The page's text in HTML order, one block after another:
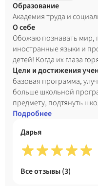
Образование
Академия труда и
О себе
Обожаю познавать мир,
иностранные языки и
детей! Когда их глаза
занимаются, увлекаются
Китае, около года, в
мной занятия проходят
применять игры, видео,
обожаю читать разные
языкового барьера,
через образы, чувства,
этом помогу.
Цели и достижения
базовая программа,
больше школьной
предмету, подтянуть
внимательность
Подробнее
Дарья
Все отзывы (3)